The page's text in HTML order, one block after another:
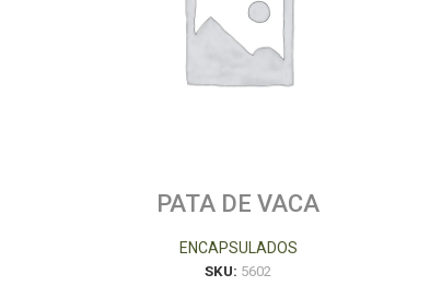
PATA DE VACA
ENCAPSULADOS
SKU: 5602